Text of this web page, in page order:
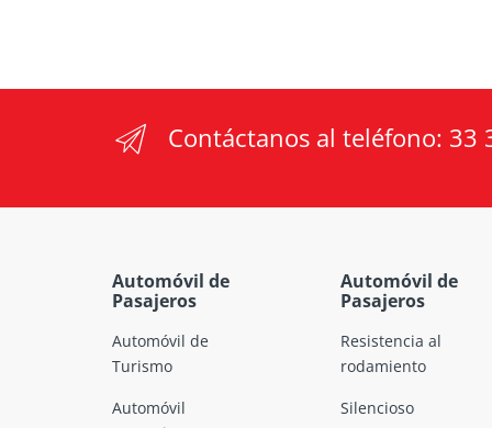
Contáctanos al teléfono: 33
Automóvil de
Pasajeros
Automóvil de
Turismo
Automóvil
Automóvil de
Pasajeros
Resistencia al
rodamiento
Silencioso